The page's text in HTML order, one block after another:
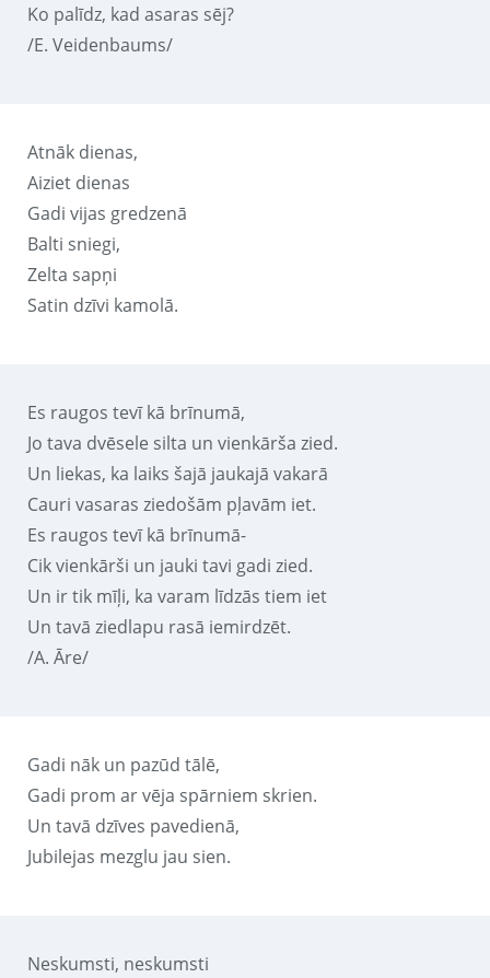
Ko palīdz, kad asaras sēj?
/E. Veidenbaums/
Atnāk dienas,
Aiziet dienas
Gadi vijas gredzenā
Balti sniegi,
Zelta sapņi
Satin dzīvi kamolā.
Es raugos tevī kā brīnumā,
Jo tava dvēsele silta un vienkārša zied.
Un liekas, ka laiks šajā jaukajā vakarā
Cauri vasaras ziedošām pļavām iet.
Es raugos tevī kā brīnumā-
Cik vienkārši un jauki tavi gadi zied.
Un ir tik mīļi, ka varam līdzās tiem iet
Un tavā ziedlapu rasā iemirdzēt.
/A. Āre/
Gadi nāk un pazūd tālē,
Gadi prom ar vēja spārniem skrien.
Un tavā dzīves pavedienā,
Jubilejas mezglu jau sien.
Neskumsti, neskumsti